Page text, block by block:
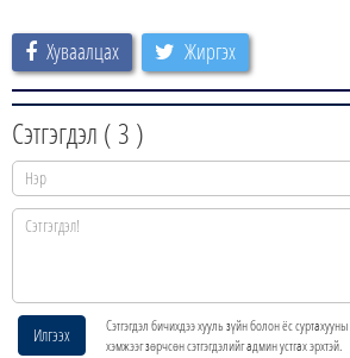
Хуваалцах Жиргэх
Сэтгэгдэл ( 3 )
Илгээх
Сэтгэгдэл бичихдээ хууль зүйн болон ёс
хэмжээг зөрчсөн сэтгэгдэлийг админ устгах эрхтэй.